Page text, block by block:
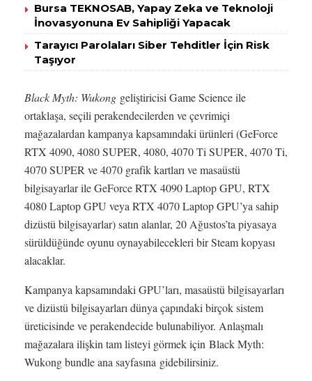
Bursa TEKNOSAB, Yapay Zeka ve Teknoloji
İnovasyonuna Ev Sahipliği Yapacak
Tarayıcı Parolaları Siber Tehditler İçin Risk
Taşıyor
Black Myth: Wukong geliştiricisi Game Science ile
ortaklaşa, seçili perakendecilerden ve çevrimiçi
mağazalardan kampanya kapsamındaki ürünleri (GeForce
RTX 4090, 4080 SUPER, 4080, 4070 Ti SUPER, 4070 Ti,
4070 SUPER ve 4070 grafik kartları ve masaüstü
bilgisayarlar ile GeForce RTX 4090 Laptop GPU, RTX
4080 Laptop GPU veya RTX 4070 Laptop GPU’ya sahip
dizüstü bilgisayarlar) satın alanlar, 20 Ağustos’ta piyasaya
sürüldüğünde oyunu oynayabilecekleri bir Steam kopyası
alacaklar.
Kampanya kapsamındaki GPU’ları, masaüstü bilgisayarları
ve dizüstü bilgisayarları dünya çapındaki birçok sistem
üreticisinde ve perakendecide bulunabiliyor. Anlaşmalı
mağazalara ilişkin tam listeyi görmek için Black Myth:
Wukong bundle ana sayfasına gidebilirsiniz.